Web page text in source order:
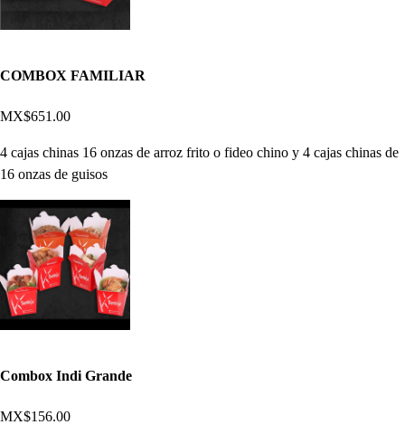
COMBOX FAMILIAR
MX$651.00
4 cajas chinas 16 onzas de arroz frito o fideo chino y 4 cajas chinas de
16 onzas de guisos
Combox Indi Grande
MX$156.00